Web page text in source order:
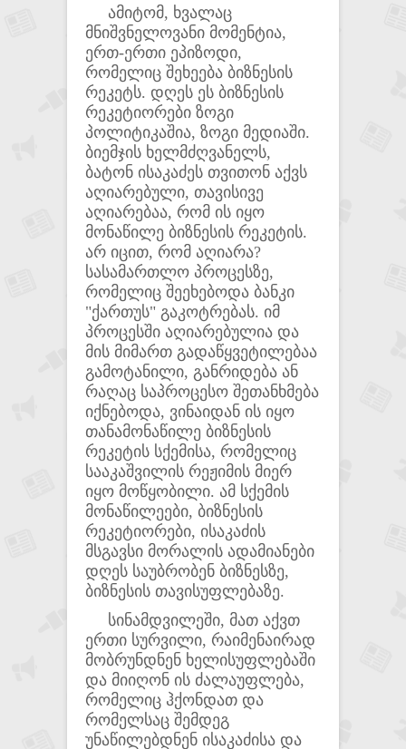
ამიტომ, ხვალაც
მნიშვნელოვანი მომენტია,
ერთ-ერთი ეპიზოდი,
რომელიც შეხეება ბიზნესის
რეკეტს. დღეს ეს ბიზნესის
რეკეტიორები ზოგი
პოლიტიკაშია, ზოგი მედიაში.
ბიემჯის ხელმძღვანელს,
ბატონ ისაკაძეს თვითონ აქვს
აღიარებული, თავისივე
აღიარებაა, რომ ის იყო
მონაწილე ბიზნესის რეკეტის.
არ იცით, რომ აღიარა?
სასამართლო პროცესზე,
რომელიც შეეხებოდა ბანკი
"ქართუს" გაკოტრებას. იმ
პროცესში აღიარებულია და
მის მიმართ გადაწყვეტილებაა
გამოტანილი, განრიდება ან
რაღაც საპროცესო შეთანხმება
იქნებოდა, ვინაიდან ის იყო
თანამონაწილე ბიზნესის
რეკეტის სქემისა, რომელიც
სააკაშვილის რეჟიმის მიერ
იყო მოწყობილი. ამ სქემის
მონაწილეები, ბიზნესის
რეკეტიორები, ისაკაძის
მსგავსი მორალის ადამიანები
დღეს საუბრობენ ბიზნესზე,
ბიზნესის თავისუფლებაზე.
სინამდვილეში, მათ აქვთ
ერთი სურვილი, რაიმენაირად
მობრუნდნენ ხელისუფლებაში
და მიიღონ ის ძალაუფლება,
რომელიც ჰქონდათ და
რომელსაც შემდეგ
უნაწილებდნენ ისაკაძისა და